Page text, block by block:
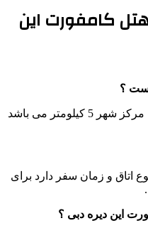
کامفورت این
؟
فاصله هتل کامفورت این دیره دبی تا مرکز شهر 5 کیلومتر می باشد
اتاق و زمان سفر دارد برای
این دیره دبی ؟